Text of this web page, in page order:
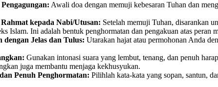
Awali doa dengan memuji kebesaran Tuhan dan
kepada Nabi/Utusan: Setelah memuji Tuhan, disarankan
Islam. Ini adalah bentuk penghormatan dan pengakuan atas peran
Jelas dan Tulus: Utarakan hajat atau permohonan Anda
Gunakan intonasi suara yang lembut, tenang, dan penuh
juga membantu menjaga kekhusyukan.
Penuh Penghormatan: Pilihlah kata-kata yang sopan, santun,